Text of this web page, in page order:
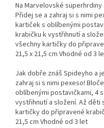
Na Marvelovské
Přidej se a zahraj si s nimi
kartiček s oblíbenými
krabičku k vystřihnutí a
všechny kartičky do
21,5 x 21,5 cm Vhodné od 3
Jak dobře znáš Spideyho a
zahraj si s nimi pexeso!
oblíbenými postavičkami, 4
vystřihnutí a složení. Až děti
kartičky do připravené
21,5 cm Vhodné od 3 let